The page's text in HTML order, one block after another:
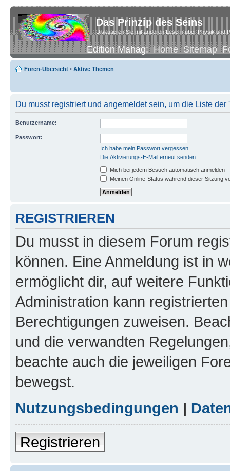
Das Prinzip des Seins
Diskutieren Sie mit anderen Lesern über Physik und
Edition Mahag:Home Sitemap
Foren-Übersicht • Aktive Themen
Du musst registriert und angemeldet sein, um die Liste
Benutzername:
Passwort:
Ich habe mein Passwort vergessen
Die Aktivierungs-E-Mail erneut senden
Mich bei jedem Besuch automatisch anmelden
Meinen Online-Status während dieser Sitzung
REGISTRIEREN
Du musst in diesem Forum
können. Eine Anmeldung ist in
ermöglicht dir, auf weitere
Administration kann
Berechtigungen zuweisen.
und die verwandten
beachte auch die jeweiligen
bewegst.
Nutzungsbedingungen |
Registrieren